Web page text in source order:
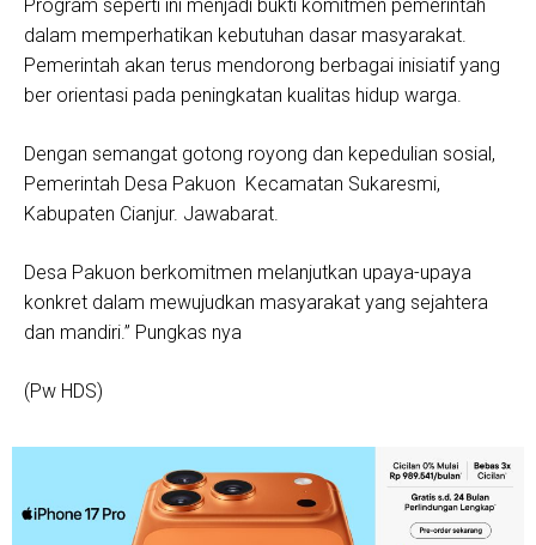
Program seperti ini menjadi bukti komitmen pemerintah
dalam memperhatikan kebutuhan dasar masyarakat.
Pemerintah akan terus mendorong berbagai inisiatif yang
ber orientasi pada peningkatan kualitas hidup warga.
Dengan semangat gotong royong dan kepedulian sosial,
Pemerintah Desa Pakuon Kecamatan Sukaresmi,
Kabupaten Cianjur. Jawabarat.
Desa Pakuon berkomitmen melanjutkan upaya-upaya
konkret dalam mewujudkan masyarakat yang sejahtera
dan mandiri.” Pungkas nya
(Pw HDS)